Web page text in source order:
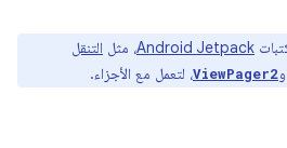
Android Jetpack، مثل التنقل
وViewPager2، لتعمل مع الأجزاء.